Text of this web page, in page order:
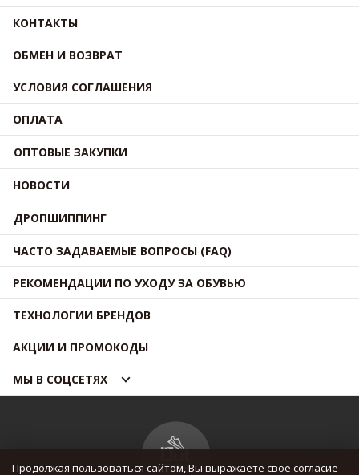
КОНТАКТЫ
ОБМЕН И ВОЗВРАТ
УСЛОВИЯ СОГЛАШЕНИЯ
ОПЛАТА
ОПТОВЫЕ ЗАКУПКИ
НОВОСТИ
ДРОПШИППИНГ
ЧАСТО ЗАДАВАЕМЫЕ ВОПРОСЫ (FAQ)
РЕКОМЕНДАЦИИ ПО УХОДУ ЗА ОБУВЬЮ
ТЕХНОЛОГИИ БРЕНДОВ
АКЦИИ И ПРОМОКОДЫ
МЫ В СОЦСЕТЯХ
Продолжая пользоваться сайтом, Вы выражаете свое согласие